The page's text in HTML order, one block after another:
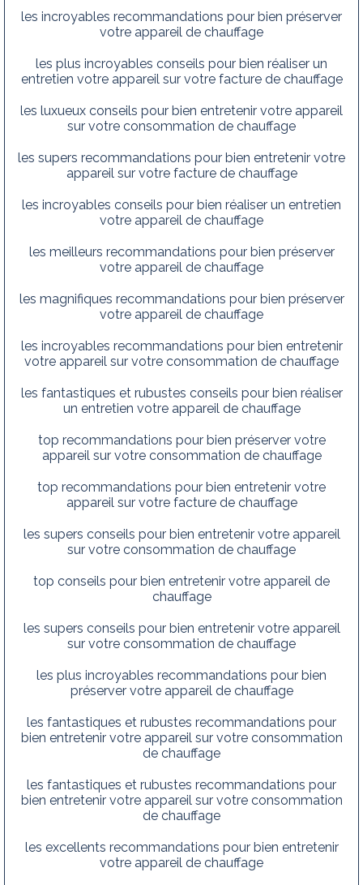
les incroyables recommandations pour bien préserver
votre appareil de chauffage
les plus incroyables conseils pour bien réaliser un
entretien votre appareil sur votre facture de chauffage
les luxueux conseils pour bien entretenir votre appareil
sur votre consommation de chauffage
les supers recommandations pour bien entretenir votre
appareil sur votre facture de chauffage
les incroyables conseils pour bien réaliser un entretien
votre appareil de chauffage
les meilleurs recommandations pour bien préserver
votre appareil de chauffage
les magnifiques recommandations pour bien préserver
votre appareil de chauffage
les incroyables recommandations pour bien entretenir
votre appareil sur votre consommation de chauffage
les fantastiques et rubustes conseils pour bien réaliser
un entretien votre appareil de chauffage
top recommandations pour bien préserver votre
appareil sur votre consommation de chauffage
top recommandations pour bien entretenir votre
appareil sur votre facture de chauffage
les supers conseils pour bien entretenir votre appareil
sur votre consommation de chauffage
top conseils pour bien entretenir votre appareil de
chauffage
les supers conseils pour bien entretenir votre appareil
sur votre consommation de chauffage
les plus incroyables recommandations pour bien
préserver votre appareil de chauffage
les fantastiques et rubustes recommandations pour
bien entretenir votre appareil sur votre consommation
de chauffage
les fantastiques et rubustes recommandations pour
bien entretenir votre appareil sur votre consommation
de chauffage
les excellents recommandations pour bien entretenir
votre appareil de chauffage